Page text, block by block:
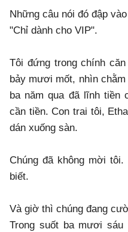
​Những câu nói đó đập
"​Chỉ dành cho VIP".
​Tôi đứng trong chính
bảy mươi mốt, nhìn
ba năm qua đã lĩnh tiền
cần tiền. Con trai tôi,
dán xuống sàn.
​Chúng đã không mời
biết.
​Và giờ thì chúng đang
​Trong suốt ba mươi sáu